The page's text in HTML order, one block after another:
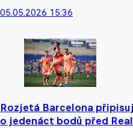
05.05.2026 15:36
Rozjetá Barcelona
o jedenáct bodů před